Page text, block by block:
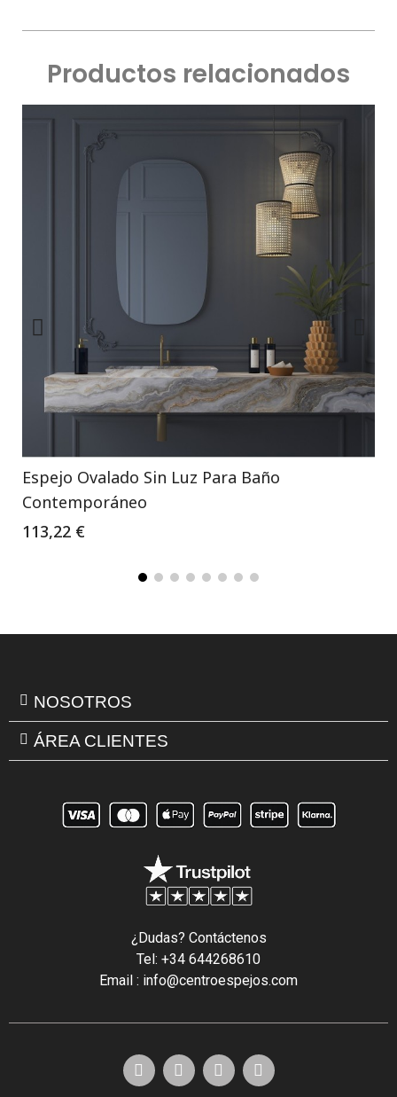
Productos relacionados
Espejo Ovalado Sin Luz Para Baño
Contemporáneo
113,22 €
NOSOTROS
ÁREA CLIENTES
¿Dudas? Contáctenos
Tel: +34 644268610
Email : info@centroespejos.com